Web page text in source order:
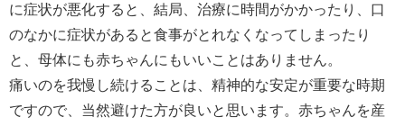
に症状が悪化すると、結局、治療に時間がかかったり、口
のなかに症状があると食事がとれなくなってしまったり
と、母体にも赤ちゃんにもいいことはありません。
痛いのを我慢し続けることは、精神的な安定が重要な時期
ですので、当然避けた方が良いと思います。赤ちゃんを産